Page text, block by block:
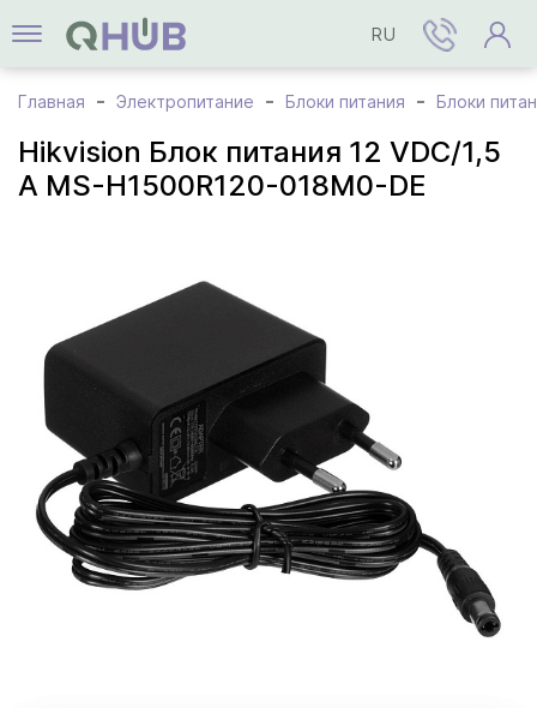
RU
Главная Электропитание Блоки питания Блоки
Hikvision Блок питания 12 VDC/1,5
A MS-H1500R120-018M0-DE